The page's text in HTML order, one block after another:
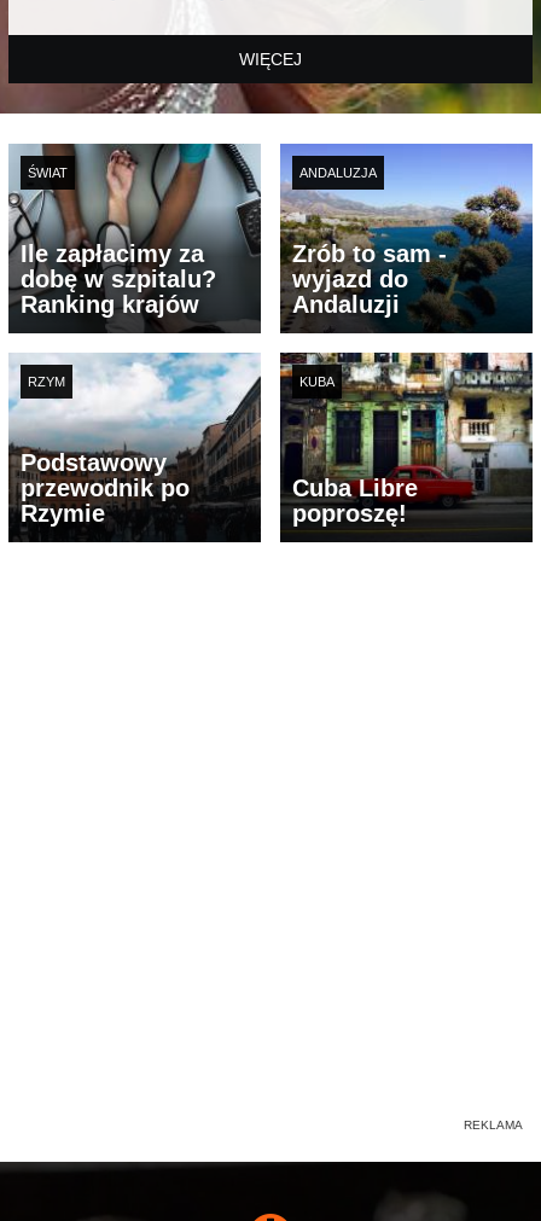
WIĘCEJ
ŚWIAT
Ile zapłacimy za
dobę w szpitalu?
Ranking krajów
ANDALUZJA
Zrób to sam -
wyjazd do
Andaluzji
RZYM
Podstawowy
przewodnik po
Rzymie
KUBA
Cuba Libre
poproszę!